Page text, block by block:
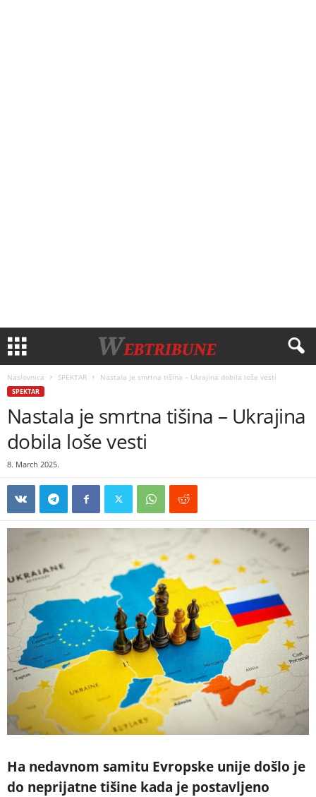
Naslovnica SPEKTAR Nastala je smrtna tišina – Ukrajina dobila loše vesti
SPEKTAR
Nastala je smrtna tišina – Ukrajina
dobila loše vesti
8. March 2025.
На nedavnom samitu Evropske unije došlo je
do neprijatne tišine kada je postavljeno